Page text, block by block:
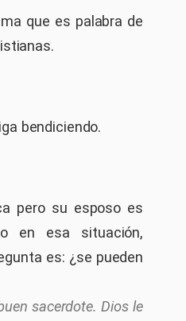
que es palabra de
bendiciendo.
pero su esposo es
en esa situación,
es: ¿se pueden
sacerdote. Dios le